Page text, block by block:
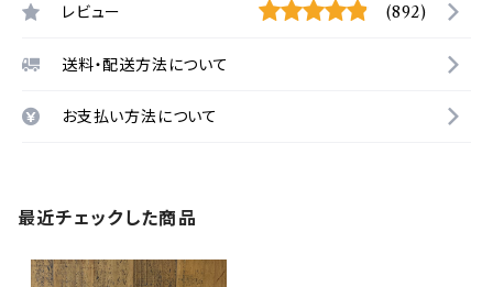
レビュー (892)
送料・配送方法について
お支払い方法について
最近チェックした商品